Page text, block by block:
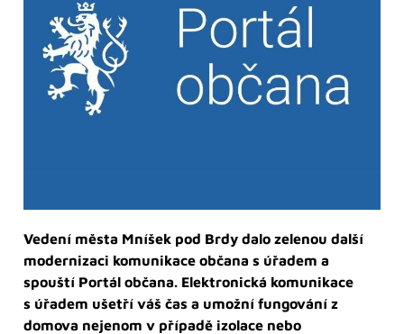
Vedení města Mníšek pod Brdy dalo zelenou další
modernizaci komunikace občana s úřadem a
spouští Portál občana. Elektronická komunikace
s úřadem ušetří váš čas a umožní fungování z
domova nejenom v případě izolace nebo